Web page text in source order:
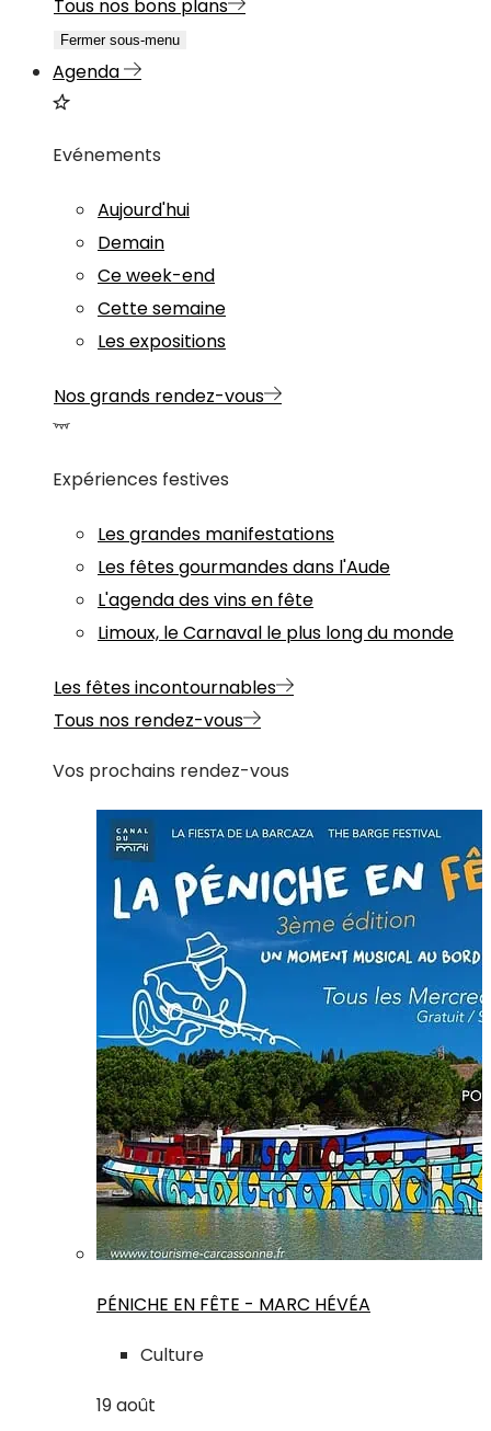
Tous nos bons plans
Fermer sous-menu
Agenda
Evénements
Aujourd'hui
Demain
Ce week-end
Cette semaine
Les expositions
Nos grands rendez-vous
Expériences festives
Les grandes manifestations
Les fêtes gourmandes dans l'Aude
L'agenda des vins en fête
Limoux, le Carnaval le plus long du monde
Les fêtes incontournables
Tous nos rendez-vous
Vos prochains rendez-vous
PÉNICHE EN FÊTE - MARC HÉVÉA
Culture
19août